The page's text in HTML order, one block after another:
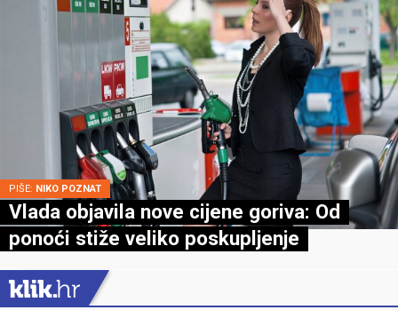
PIŠE: NIKO POZNAT
Vlada objavila nove cijene goriva: Od
ponoći stiže veliko poskupljenje